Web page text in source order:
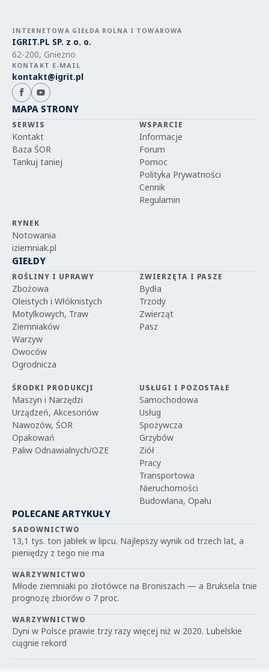
INTERNETOWA GIEŁDA ROLNA I TOWAROWA
IGRIT.PL SP. z o. o.
62-200, Gniezno
KONTAKT E-MAIL
kontakt@igrit.pl
MAPA STRONY
SERWIS
Kontakt
Baza ŚOR
Tankuj taniej
WSPARCIE
Informacje
Forum
Pomoc
Polityka Prywatności
Cennik
Regulamin
RYNEK
Notowania
iziemniak.pl
GIEŁDY
ROŚLINY I UPRAWY
Zbożowa
Oleistych i Włóknistych
Motylkowych, Traw
Ziemniaków
Warzyw
Owoców
Ogrodnicza
ZWIERZĘTA I PASZE
Bydła
Trzody
Zwierząt
Pasz
ŚRODKI PRODUKCJI
Maszyn i Narzędzi
Urządzeń, Akcesoriów
Nawozów, ŚOR
Opakowań
Paliw Odnawialnych/OZE
USŁUGI I POZOSTAŁE
Samochodowa
Usług
Spożywcza
Grzybów
Ziół
Pracy
Transportowa
Nieruchomości
Budowlana, Opału
POLECANE ARTYKUŁY
SADOWNICTWO
13,1 tys. ton jabłek w lipcu. Najlepszy wynik od trzech lat, a
pieniędzy z tego nie ma
WARZYWNICTWO
Młode ziemniaki po złotówce na Broniszach — a Bruksela tnie
prognozę zbiorów o 7 proc.
WARZYWNICTWO
Dyni w Polsce prawie trzy razy więcej niż w 2020. Lubelskie
ciągnie rekord